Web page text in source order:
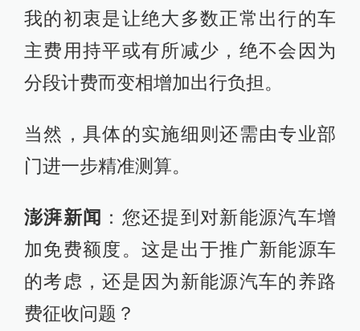
我的初衷是让绝大多数正常出行的车
主费用持平或有所减少，绝不会因为
分段计费而变相增加出行负担。
当然，具体的实施细则还需由专业部
门进一步精准测算。
澎湃新闻 ：您还提到对新能源汽车增
加免费额度。这是出于推广新能源车
的考虑，还是因为新能源汽车的养路
费征收问题？